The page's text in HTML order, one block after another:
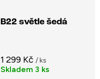
B22 světle šedá
1 299 Kč / ks
Skladem 3 ks